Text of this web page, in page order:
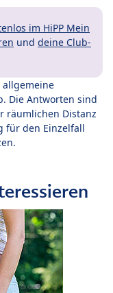
im HiPP Mein
und deine Club-
allgemeine
Die Antworten sind
räumlichen Distanz
für den Einzelfall